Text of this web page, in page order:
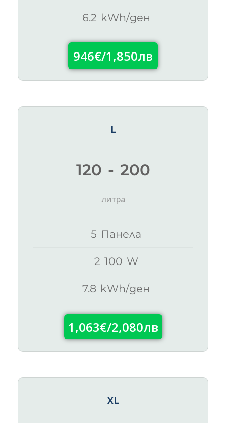
6.2 kWh/ден
946€/1,850лв
L
120 - 200
литра
5 Панела
2 100 W
7.8 kWh/ден
1,063€/2,080лв
XL